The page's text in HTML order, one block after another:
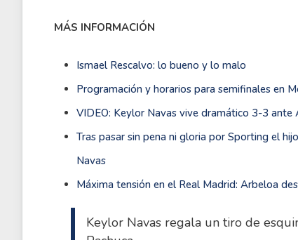
MÁS INFORMACIÓN
Ismael Rescalvo: lo bueno y lo malo
Programación y horarios para semifinales en
VIDEO: Keylor Navas vive dramático 3-3
Tras pasar sin pena ni gloria por Sporting el
Navas
Máxima tensión en el Real Madrid: Arbeloa
Keylor Navas regala un tiro de